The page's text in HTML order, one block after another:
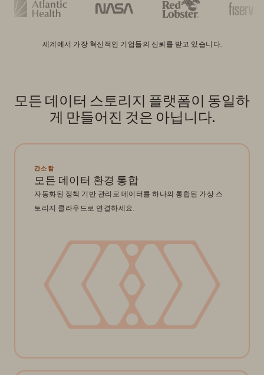
세계에서 가장 혁신적인 기업들의 신뢰를 받고 있습니다.
모든 데이터 스토리지 플랫폼이 동일하
게 만들어진 것은 아닙니다.
간소함
모든 데이터 환경 통합
자동화된 정책 기반 관리로 데이터를 하나의 통합된 가상 스
토리지 클라우드로 연결하세요.